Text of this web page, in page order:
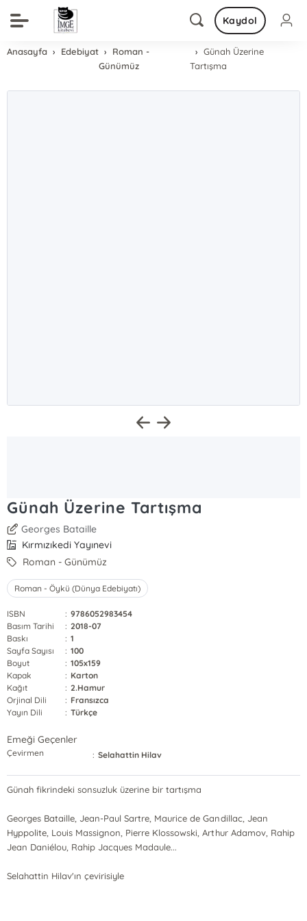
Kaydol
Anasayfa Edebiyat
Roman -
Günümüz
Günah Üzerine
Tartışma
Günah Üzerine Tartışma
Georges Bataille
Kırmızıkedi Yayınevi
Roman - Günümüz
Roman - Öykü (Dünya Edebiyatı)
ISBN : 9786052983454
Basım Tarihi
: 2018-07
Baskı
: 1
Sayfa Sayısı
: 100
Boyut
: 105x159
Kapak
: Karton
Kağıt
: 2.Hamur
Orjinal Dili
: Fransızca
Yayın Dili
: Türkçe
Emeği Geçenler
Çevirmen : Selahattin Hilav
Günah fikrindeki sonsuzluk üzerine bir tartışma
Georges Bataille, Jean-Paul Sartre, Maurice de Gandillac, Jean
Hyppolite, Louis Massignon, Pierre Klossowski, Arthur Adamov, Rahip
Jean Daniélou, Rahip Jacques Madaule...
Selahattin Hilav'ın çevirisiyle